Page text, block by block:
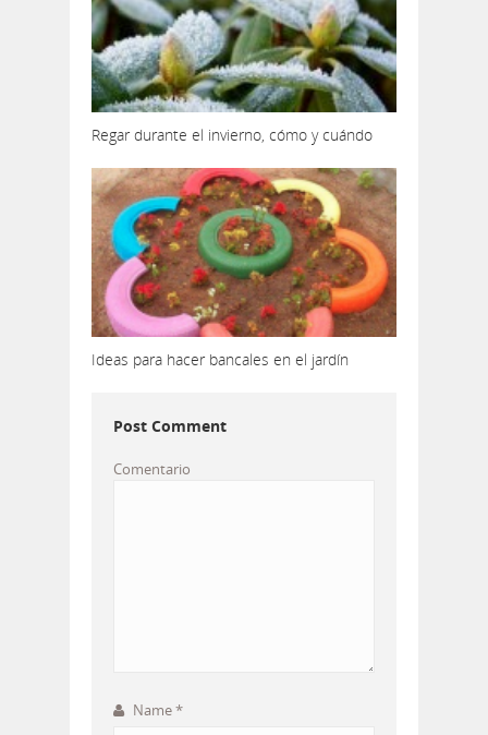
Regar durante el invierno, cómo y cuándo
Ideas para hacer bancales en el jardín
Post Comment
Comentario
Name*